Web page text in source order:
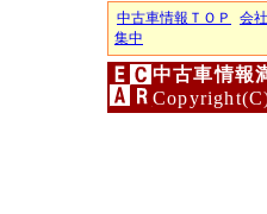
中古車情報ＴＯＰ 会
集中
中古車情報